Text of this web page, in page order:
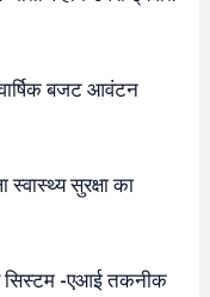
वार्षिक बजट आवंटन
स्वास्थ्य सुरक्षा का
सिस्टम -एआई तकनीक